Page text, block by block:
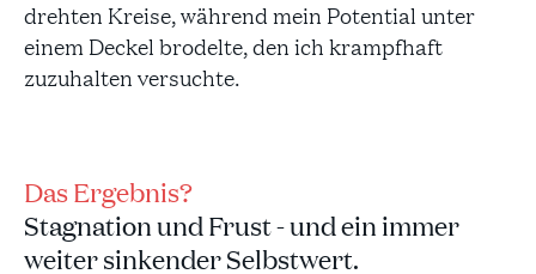
drehten Kreise, während mein Potential unter
einem Deckel brodelte, den ich krampfhaft
zuzuhalten versuchte.
Das Ergebnis?
Stagnation und Frust - und ein immer
weiter sinkender Selbstwert.